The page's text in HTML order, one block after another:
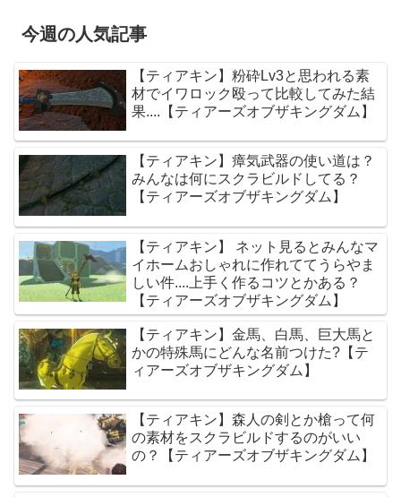
今週の人気記事
【ティアキン】粉砕Lv3と思われる素
材でイワロック殴って比較してみた結
果....【ティアーズオブザキングダム】
【ティアキン】瘴気武器の使い道は？
みんなは何にスクラビルドしてる？
【ティアーズオブザキングダム】
【ティアキン】 ネット見るとみんなマ
イホームおしゃれに作れててうらやま
しい件....上手く作るコツとかある？
【ティアーズオブザキングダム】
【ティアキン】金馬、白馬、巨大馬と
かの特殊馬にどんな名前つけた?【テ
ィアーズオブザキングダム】
【ティアキン】森人の剣とか槍って何
の素材をスクラビルドするのがいい
の？【ティアーズオブザキングダム】